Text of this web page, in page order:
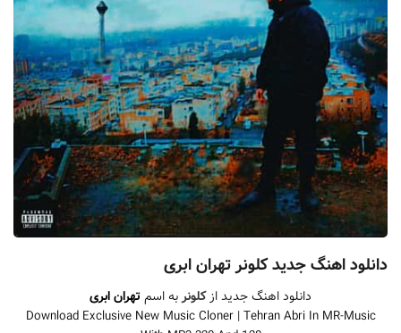
دانلود اهنگ جدید کلونر تهران ابری
دانلود اهنگ جدید ازکلونربه اسمتهران ابری
Download Exclusive New Music Cloner | Tehran Abri In MR-Music